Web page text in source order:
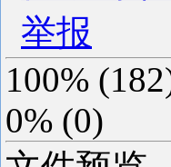
举报
100% (182
0% (0)